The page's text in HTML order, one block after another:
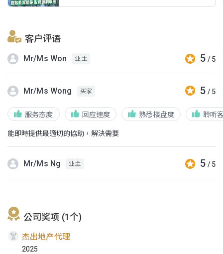
客户评语
Mr/Ms Won 业主 5 / 5
Mr/Ms Wong 买家 5 / 5
服务态度 回应速度 熟悉楼盘度 聆听
能即時提供最適切的協助，解決需要
Mr/Ms Ng 业主 5 / 5
公司奖项 (1个)
杰出地产代理
2025